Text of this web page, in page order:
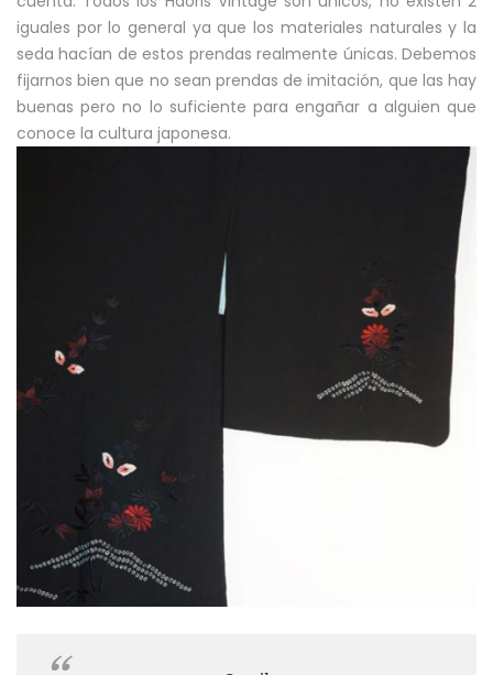
iguales por lo general ya que los materiales naturales y la
seda hacían de estos prendas realmente únicas. Debemos
fijarnos bien que no sean prendas de imitación, que las hay
buenas pero no lo suficiente para engañar a alguien que
conoce la cultura japonesa.